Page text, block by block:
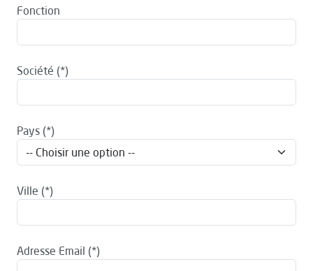
Fonction
Société
Pays
Ville
Adresse Email